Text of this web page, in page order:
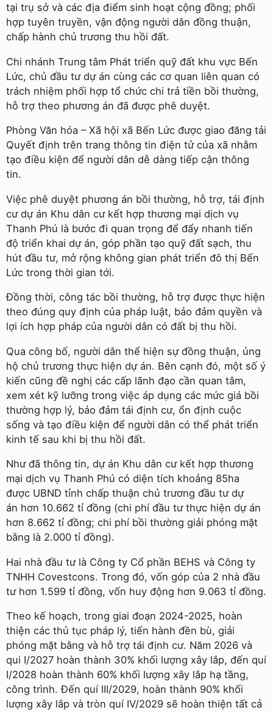
tại trụ sở và các địa điểm sinh hoạt cộng đồng; phối
hợp tuyên truyền, vận động người dân đồng thuận,
chấp hành chủ trương thu hồi đất.
Chi nhánh Trung tâm Phát triển quỹ đất khu vực Bến
Lức, chủ đầu tư dự án cùng các cơ quan liên quan có
trách nhiệm phối hợp tổ chức chi trả tiền bồi thường,
hỗ trợ theo phương án đã được phê duyệt.
Phòng Văn hóa – Xã hội xã Bến Lức được giao đăng tải
Quyết định trên trang thông tin điện tử của xã nhằm
tạo điều kiện để người dân dễ dàng tiếp cận thông
tin.
Việc phê duyệt phương án bồi thường, hỗ trợ, tái định
cư dự án Khu dân cư kết hợp thương mại dịch vụ
Thanh Phú là bước đi quan trọng để đẩy nhanh tiến
độ triển khai dự án, góp phần tạo quỹ đất sạch, thu
hút đầu tư, mở rộng không gian phát triển đô thị Bến
Lức trong thời gian tới.
Đồng thời, công tác bồi thường, hỗ trợ được thực hiện
theo đúng quy định của pháp luật, bảo đảm quyền và
lợi ích hợp pháp của người dân có đất bị thu hồi.
Qua công bố, người dân thể hiện sự đồng thuận, ủng
hộ chủ trương thực hiện dự án. Bên cạnh đó, một số ý
kiến cũng đề nghị các cấp lãnh đạo cần quan tâm,
xem xét kỹ lưỡng trong việc áp dụng các mức giá bồi
thường hợp lý, bảo đảm tái định cư, ổn định cuộc
sống và tạo điều kiện để người dân có thể phát triển
kinh tế sau khi bị thu hồi đất.
Như đã thông tin, dự án Khu dân cư kết hợp thương
mại dịch vụ Thanh Phú có diện tích khoảng 85ha
được UBND tỉnh chấp thuận chủ trương đầu tư dự
án hơn 10.662 tỉ đồng (chi phí đầu tư thực hiện dự án
hơn 8.662 tỉ đồng; chi phí bồi thường giải phóng mặt
bằng là 2.000 tỉ đồng).
Hai nhà đầu tư là Công ty Cổ phần BEHS và Công ty
TNHH Covestcons. Trong đó, vốn góp của 2 nhà đầu
tư hơn 1.599 tỉ đồng, vốn huy động hơn 9.063 tỉ đồng.
Theo kế hoạch, trong giai đoạn 2024-2025, hoàn
thiện các thủ tục pháp lý, tiến hành đền bù, giải
phóng mặt bằng và hỗ trợ tái định cư. Năm 2026 và
qui I/2027 hoàn thành 30% khối lượng xây lắp, đến quí
I/2028 hoàn thành 60% khối lượng xây lắp hạ tầng,
công trình. Đến quí III/2029, hoàn thành 90% khối
lượng xây lắp và tròn quí IV/2029 sẽ hoàn thiện tất cả